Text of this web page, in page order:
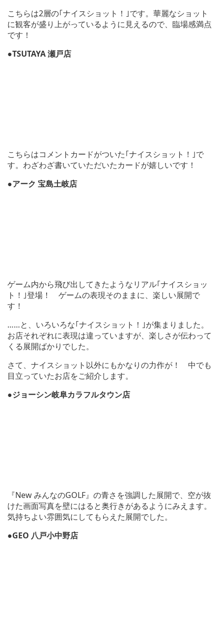
こちらは2層の｢ナイスショット！｣です。華麗なショット
に観客が盛り上がっているように見えるので、臨場感満点
です！
●TSUTAYA 瀬戸店
こちらはコメントカードがついた｢ナイスショット！｣で
す。わざわざ書いていただいたカードが嬉しいです！
●アーク 宝島土岐店
ゲーム内から飛び出してきたようなリアル｢ナイスショッ
ト！｣登場！ ゲームの表現そのままに、楽しい展開で
す！
……と、いろいろな｢ナイスショット！｣が集まりました。
お店それぞれに表現は違っていますが、楽しさが伝わって
くる展開ばかりでした。
さて、ナイスショット以外にもかなりの力作が！ 中でも
目立っていたお店をご紹介します。
●ジョーシン岐阜カラフルタウン店
『New みんなのGOLF』の青さを強調した展開で、空が抜
けた画面写真を壁にはると奥行きがあるようにみえます。
気持ちよい雰囲気にしてもらえた展開でした。
●GEO 八戸小中野店